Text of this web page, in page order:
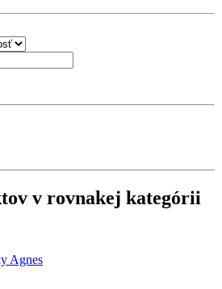
v rovnakej kategórii